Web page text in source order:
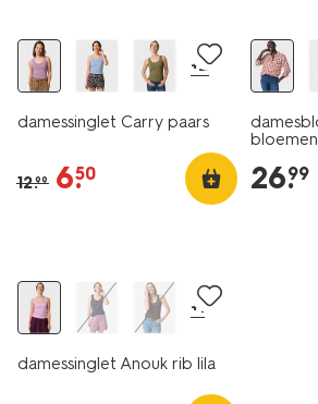
+2
damessinglet Carry paars
12.99 6.
50 26.
99
+1
damessinglet Anouk rib lila